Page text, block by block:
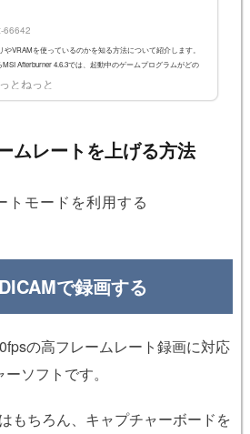
66642
VRAMを使っているのかを知る方法について紹介します。
Afterburner 4.6.3では、起動中のゲームプログラムがどの
モニタリングできる機能が追加されています。上図ではAft
とねっと
ムレートを上げる方法
トモードを利用する
で録画する
の高フレームレート録画に対応
ソフトです。
もちろん、キャプチャーボードを